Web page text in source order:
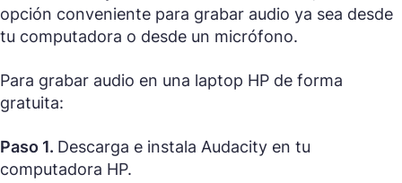
opción conveniente para grabar audio ya sea desde
tu computadora o desde un micrófono.
Para grabar audio en una laptop HP de forma
gratuita:
Paso 1. Descarga e instala Audacity en tu
computadora HP.